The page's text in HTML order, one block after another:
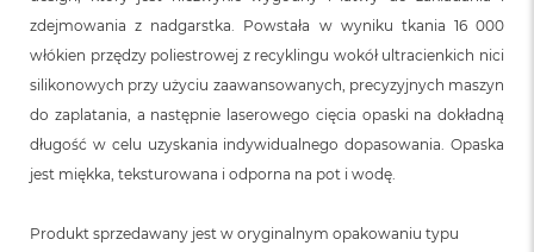
zdejmowania z nadgarstka. Powstała w wyniku tkania 16 000
włókien przędzy poliestrowej z recyklingu wokół ultracienkich nici
silikonowych przy użyciu zaawansowanych, precyzyjnych maszyn
do zaplatania, a następnie laserowego cięcia opaski na dokładną
długość w celu uzyskania indywidualnego dopasowania. Opaska
jest miękka, teksturowana i odporna na pot i wodę.
Produkt sprzedawany jest w oryginalnym opakowaniu typu